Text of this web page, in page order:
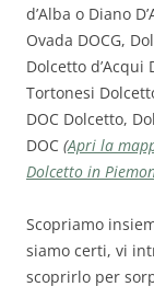
d’Alba o Diano
Ovada DOCG,
Dolcetto d’Acqui
Tortonesi
DOC Dolcetto,
DOC (Apri la
Dolcetto in
Scopriamo
siamo certi, vi
scoprirlo per